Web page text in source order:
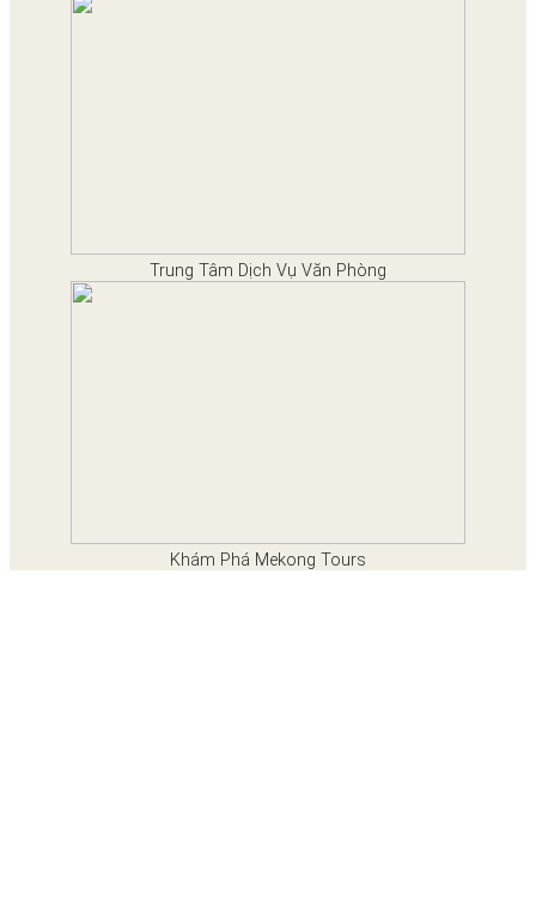
Trung Tâm Dịch Vụ Văn Phòng
Khám Phá Mekong Tours